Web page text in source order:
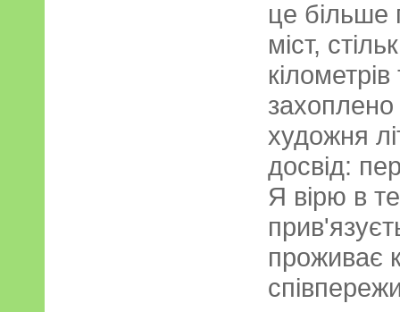
це більше
міст,
захоплено
художня
досвід:
Я вірю в
проживає